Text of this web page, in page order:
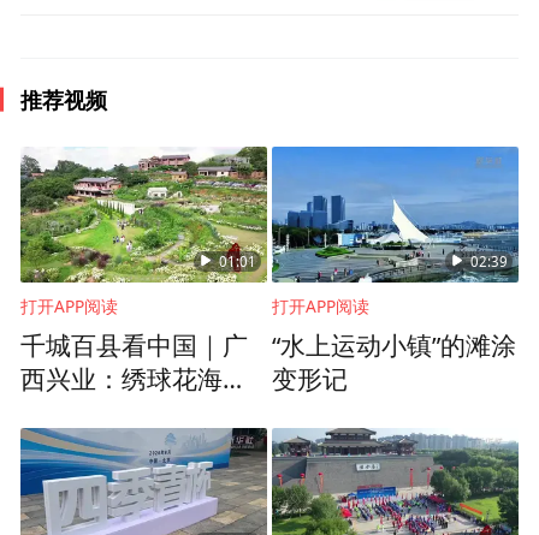
推荐视频
01:01
打开APP阅读
千城百县看中国｜广
西兴业：绣球花海迎
02:39
打开APP阅读
“水上运动小镇”的滩涂
变形记